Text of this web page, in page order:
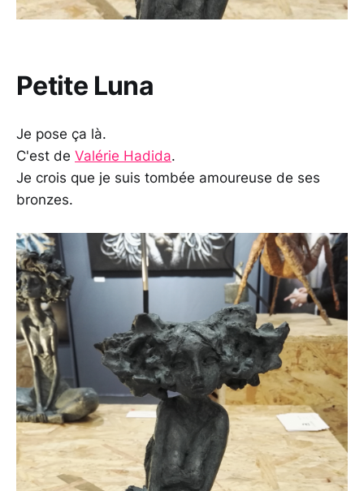
Petite Luna
Je pose ça là.
C'est de Valérie Hadida.
Je crois que je suis tombée amoureuse de ses
bronzes.